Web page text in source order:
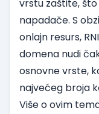
vrstu zaštite,
napadače. S
onlajn resurs,
domena nudi
osnovne vrste,
najvećeg broja
Više o ovim